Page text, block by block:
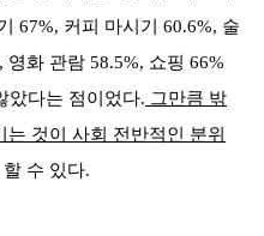
67%, 커피 마시기 60.6%, 술
영화 관람 58.5%, 쇼핑 66%
았다는 점이었다. 그만큼 밖
것이 사회 전반적인 분위
수 있다.